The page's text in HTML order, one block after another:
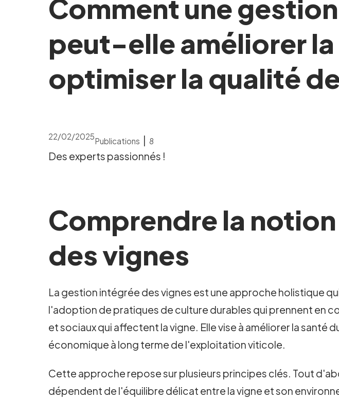
Comment une
peut-elle améliorer
optimiser la qualité
22/02/2025Publications |8
Des experts passionnés !
Comprendre la
des vignes
La gestion intégrée des vignes est une approche holistique
l'adoption de pratiques de culture durables qui prennent en
et sociaux qui affectent la vigne. Elle vise à améliorer la santé
économique à long terme de l'exploitation viticole.
Cette approche repose sur plusieurs principes clés. Tout
dépendent de l'équilibre délicat entre la vigne et son